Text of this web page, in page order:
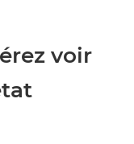
voir